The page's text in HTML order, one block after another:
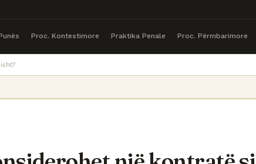
Proc. Kontestimore Praktika Penale Proc. Përmbarimore